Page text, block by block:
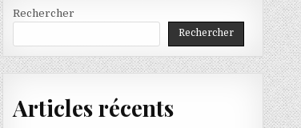
Rechercher
Rechercher
Articles récents